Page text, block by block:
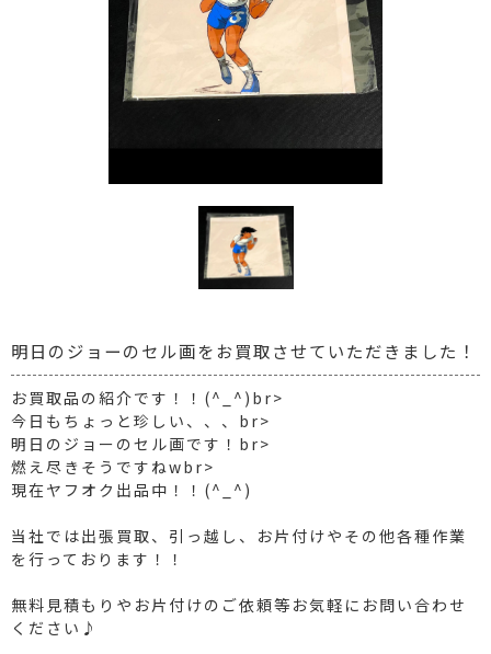
明日のジョーのセル画をお買取させていただきました！
お買取品の紹介です！！(^_^)br>
今日もちょっと珍しい、、、br>
明日のジョーのセル画です！br>
燃え尽きそうですねwbr>
現在ヤフオク出品中！！(^_^)
当社では出張買取、引っ越し、お片付けやその他各種作業
を行っております！！
無料見積もりやお片付けのご依頼等お気軽にお問い合わせ
ください♪